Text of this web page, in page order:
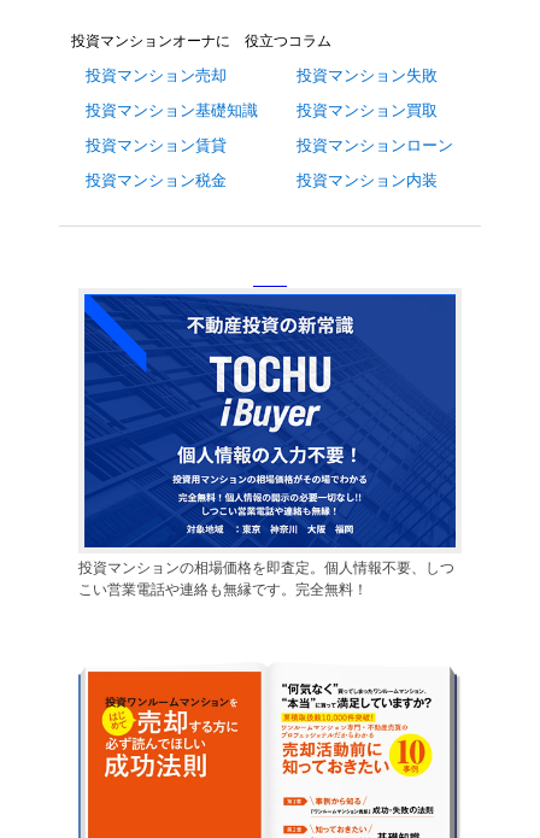
投資マンションオーナに 役立つコラム
投資マンション売却
投資マンション基礎知識
投資マンション賃貸
投資マンション税金
投資マンション失敗
投資マンション買取
投資マンションローン
投資マンション内装
投資マンションの相場価格を即査定。個人情報不要、しつ
こい営業電話や連絡も無縁です。完全無料！